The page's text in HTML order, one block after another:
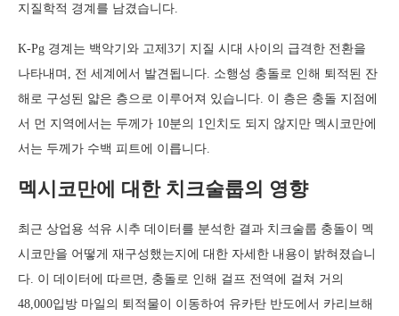
지질학적 경계를 남겼습니다.
K-Pg 경계는 백악기와 고제3기 지질 시대 사이의 급격한 전환을
나타내며, 전 세계에서 발견됩니다. 소행성 충돌로 인해 퇴적된 잔
해로 구성된 얇은 층으로 이루어져 있습니다. 이 층은 충돌 지점에
서 먼 지역에서는 두께가 10분의 1인치도 되지 않지만 멕시코만에
서는 두께가 수백 피트에 이릅니다.
멕시코만에 대한 치크술룹의 영향
최근 상업용 석유 시추 데이터를 분석한 결과 치크술룹 충돌이 멕
시코만을 어떻게 재구성했는지에 대한 자세한 내용이 밝혀졌습니
다. 이 데이터에 따르면, 충돌로 인해 걸프 전역에 걸쳐 거의
48,000입방 마일의 퇴적물이 이동하여 유카탄 반도에서 카리브해